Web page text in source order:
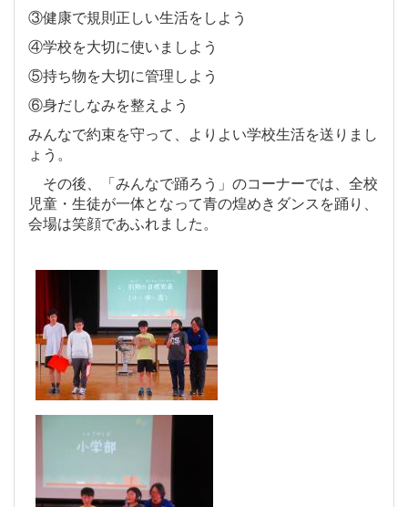
③健康で規則正しい生活をしよう
④学校を大切に使いましよう
⑤持ち物を大切に管理しよう
⑥身だしなみを整えよう
みんなで約束を守って、よりよい学校生活を送りまし
ょう。
その後、「みんなで踊ろう」のコーナーでは、全校
児童・生徒が一体となって青の煌めきダンスを踊り、
会場は笑顔であふれました。